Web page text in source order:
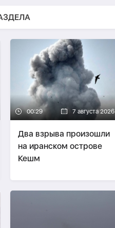
00:29 7 августа 2026
Два взрыва произошли
на иранском острове
Кешм